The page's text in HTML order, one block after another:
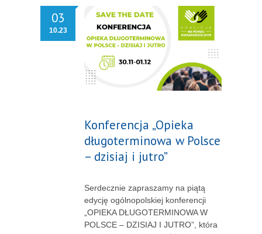
03
10.23
Konferencja „Opieka
długoterminowa w Polsce
– dzisiaj i jutro”
Serdecznie zapraszamy na piątą
edycję ogólnopolskiej konferencji
„OPIEKA DŁUGOTERMINOWA W
POLSCE – DZISIAJ I JUTRO”, która